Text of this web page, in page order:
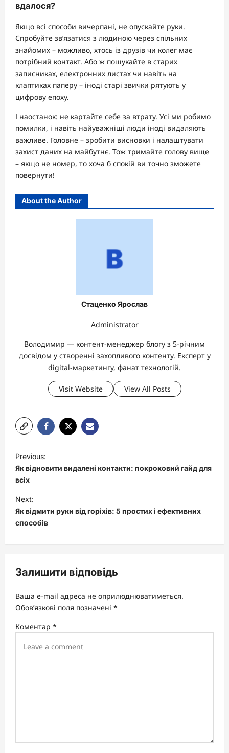
вдалося?
Якщо всі способи вичерпані, не опускайте руки.
Спробуйте зв’язатися з людиною через спільних
знайомих – можливо, хтось із друзів чи колег має
потрібний контакт. Або ж пошукайте в старих
записниках, електронних листах чи навіть на
клаптиках паперу – іноді старі звички рятують у
цифрову епоху.
І наостанок: не картайте себе за втрату. Усі ми робимо
помилки, і навіть найуважніші люди іноді видаляють
важливе. Головне – зробити висновки і налаштувати
захист даних на майбутнє. Тож тримайте голову вище
– якщо не номер, то хоча б спокій ви точно зможете
повернути!
About the Author
Стаценко Ярослав
Administrator
Володимир — контент-менеджер блогу з 5-річним
досвідом у створенні захопливого контенту. Експерт у
digital-маркетингу, фанат технологій.
Visit Website View All Posts
P
o
s
t
n
a
v
g
a
t
i
Previous:
Як відновити видалені контакти: покроковий гайд для
всіх
Next:
Як відмити руки від горіхів: 5 простих і ефективних
способів
Залишити відповідь
Ваша e-mail адреса не оприлюднюватиметься.
Обов’язкові поля позначені *
Коментар *